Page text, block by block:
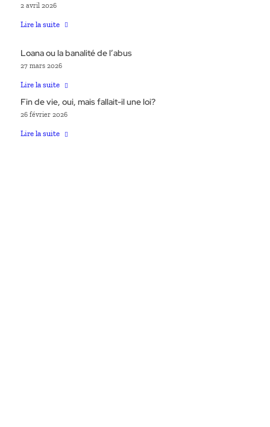
2 avril 2026
Lire la suite
Loana ou la banalité de l’abus
27 mars 2026
Lire la suite
Fin de vie, oui, mais fallait-il une loi?
26 février 2026
Lire la suite